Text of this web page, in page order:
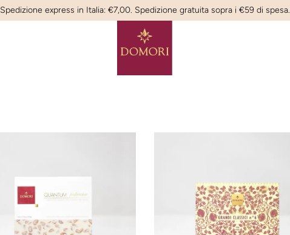
Spedizione express in Italia: €7,00. Spedizione gratuita sopra i €59 di spesa.